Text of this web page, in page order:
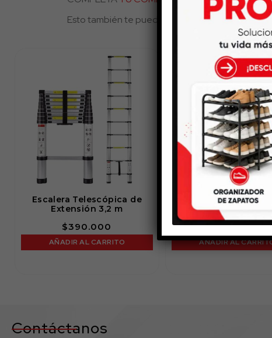
Esto también te puede gustar...
Escalera Telescópica de
Extensión 3,2 m
$390.000
AÑADIR AL CARRITO
Tendedero
$149.000
AÑADIR AL
Contáctanos